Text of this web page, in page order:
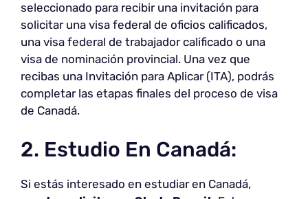
seleccionado para recibir una invitación para
solicitar una visa federal de oficios calificados,
una visa federal de trabajador calificado o una
visa de nominación provincial. Una vez que
recibas una Invitación para Aplicar (ITA), podrás
completar las etapas finales del proceso de visa
de Canadá.
2. Estudio En Canadá:
Si estás interesado en estudiar en Canadá,